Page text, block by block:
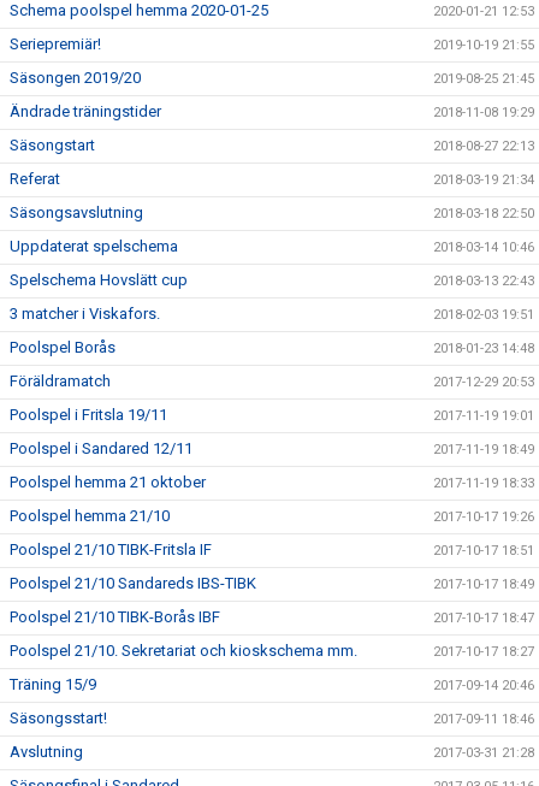
Schema poolspel hemma 2020-01-25 2020-01-21 12:53
Seriepremiär! 2019-10-19 21:55
Säsongen 2019/20 2019-08-25 21:45
Ändrade träningstider 2018-11-08 19:29
Säsongstart 2018-08-27 22:13
Referat 2018-03-19 21:34
Säsongsavslutning 2018-03-18 22:50
Uppdaterat spelschema 2018-03-14 10:46
Spelschema Hovslätt cup 2018-03-13 22:43
3 matcher i Viskafors. 2018-02-03 19:51
Poolspel Borås 2018-01-23 14:48
Föräldramatch 2017-12-29 20:53
Poolspel i Fritsla 19/11 2017-11-19 19:01
Poolspel i Sandared 12/11 2017-11-19 18:49
Poolspel hemma 21 oktober 2017-11-19 18:33
Poolspel hemma 21/10 2017-10-17 19:26
Poolspel 21/10 TIBK-Fritsla IF 2017-10-17 18:51
Poolspel 21/10 Sandareds IBS-TIBK 2017-10-17 18:49
Poolspel 21/10 TIBK-Borås IBF 2017-10-17 18:47
Poolspel 21/10. Sekretariat och kioskschema mm. 2017-10-17 18:27
Träning 15/9 2017-09-14 20:46
Säsongsstart! 2017-09-11 18:46
Avslutning 2017-03-31 21:28